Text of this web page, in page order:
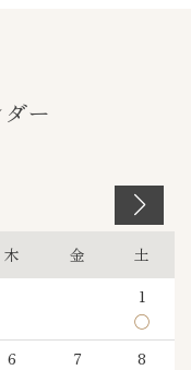
ー
木 金
土
1
◯
6
7
8